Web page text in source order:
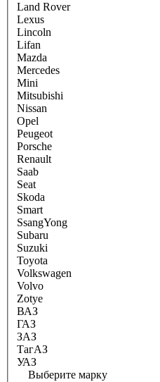
Land Rover
Lexus
Lincoln
Lifan
Mazda
Mercedes
Mini
Mitsubishi
Nissan
Opel
Peugeot
Porsche
Renault
Saab
Seat
Skoda
Smart
SsangYong
Subaru
Suzuki
Toyota
Volkswagen
Volvo
Zotye
ВАЗ
ГАЗ
ЗАЗ
ТагАЗ
УАЗ
Выберите марку